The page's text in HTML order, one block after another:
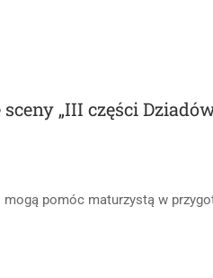
„III części
pomóc maturzystą w